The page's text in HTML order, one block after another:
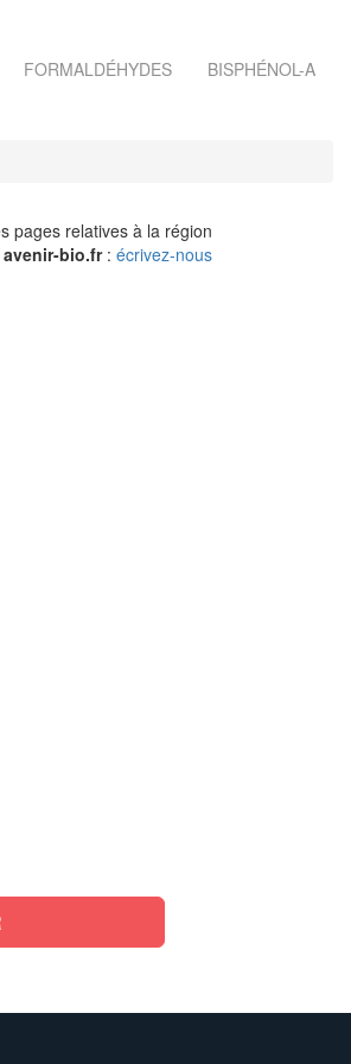
FORMALDÉHYDES BISPHÉNOL-A
pages relatives à la région
avenir-bio.fr: écrivez-nous